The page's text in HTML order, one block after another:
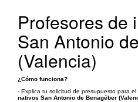
Profesores de
San Antonio
(Valencia)
¿Cómo funciona?
- Explica tu solicitud de presupuesto para el
nativos San Antonio de Benagéber